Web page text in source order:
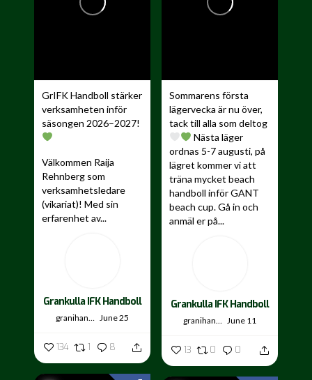
GrIFK Handboll stärker
verksamheten inför
säsongen 2026–2027!
Välkommen Raija
Rehnberg som
verksamhetsledare
(vikariat)! Med sin
erfarenhet av...
Grankulla IFK Handboll
granihandis June 25
134 1 8
Sommarens första
lägervecka är nu över,
tack till alla som deltog
Nästa läger
ordnas 5-7 augusti, på
lägret kommer vi att
träna mycket beach
handboll inför GANT
beach cup. Gå in och
anmäl er på...
Grankulla IFK Handboll
granihandis June 11
13 0 0